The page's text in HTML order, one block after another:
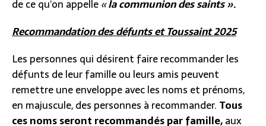
de ce qu’on appelle«la communion des saints ».
Recommandation des défunts et Toussaint 2025
Les personnes qui désirent faire recommander les
défunts de leur famille ou leurs amis peuvent
remettre une enveloppe avec les noms et prénoms,
en majuscule, des personnes à recommander. Tous
ces nomsseront recommandés par famille,aux